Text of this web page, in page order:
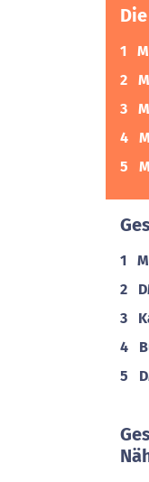
1
2
3
4
5
1
2
3
4
5